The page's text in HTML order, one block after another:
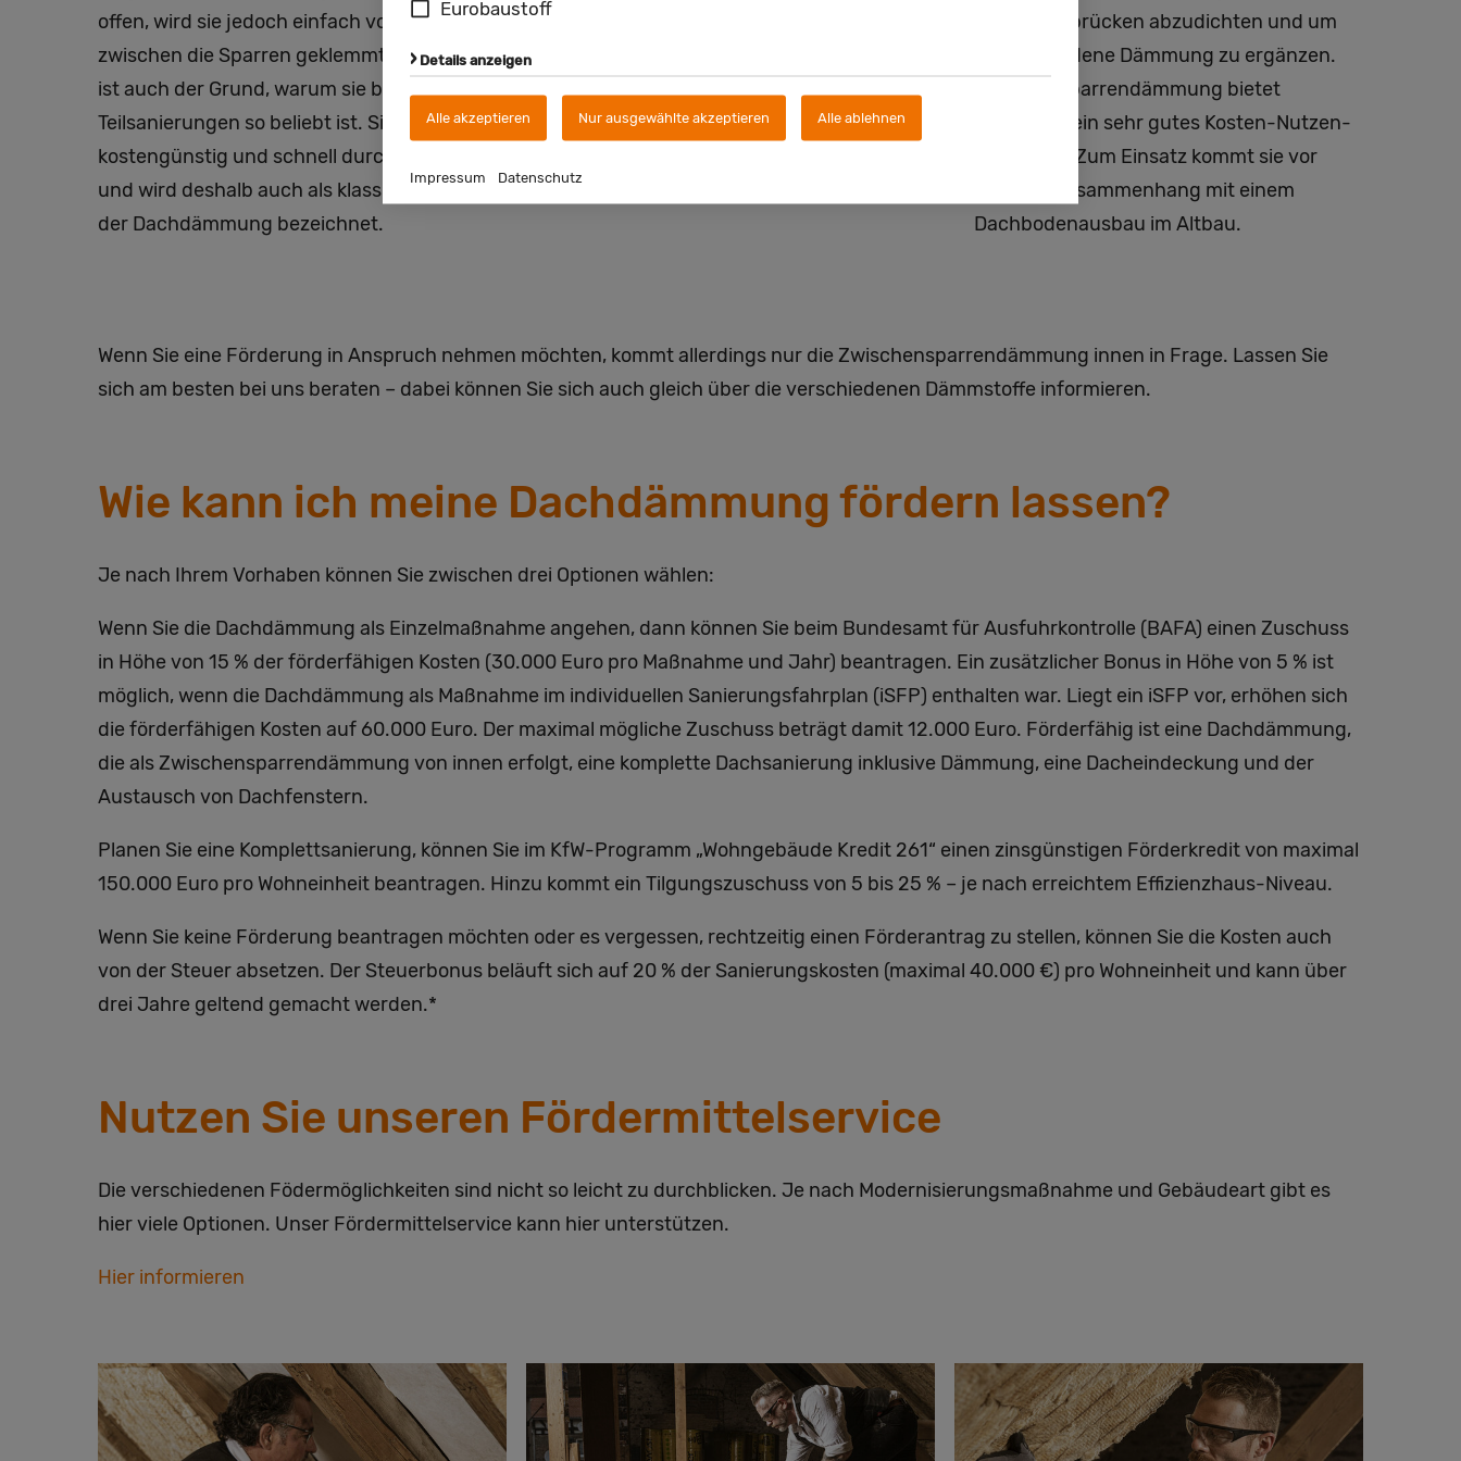
Eurobaustoff
Details anzeigen
Alle akzeptieren Nur ausgewählte akzeptieren Alle ablehnen
Impressum Datenschutz
offen, wird sie jedoch einfach von innen
zwischen die Sparren geklemmt. Letzteres
ist auch der Grund, warum sie bei
Teilsanierungen so beliebt ist. Sie lässt sich
kostengünstig und schnell durchführen
und wird deshalb auch als klassische Form
der Dachdämmung bezeichnet.
schlägt sich auch auf die Kosten nieder.
Komplettsanierungen oder Neubauten zu
empfehlen.
um Wärmebrücken abzudichten und um
die vorhandene Dämmung zu ergänzen.
Die Untersparrendämmung bietet
außerdem ein sehr gutes Kosten-Nutzen-
Verhältnis. Zum Einsatz kommt sie vor
allem im Zusammenhang mit einem
Dachbodenausbau im Altbau.
Wenn Sie eine Förderung in Anspruch nehmen möchten, kommt allerdings nur die Zwischensparrendämmung innen in Frage. Lassen Sie
sich am besten bei uns beraten – dabei können Sie sich auch gleich über die verschiedenen Dämmstoffe informieren.
Wie kann ich meine Dachdämmung fördern lassen?
Je nach Ihrem Vorhaben können Sie zwischen drei Optionen wählen:
Wenn Sie die Dachdämmung als Einzelmaßnahme angehen, dann können Sie beim Bundesamt für Ausfuhrkontrolle (BAFA) einen Zuschuss
in Höhe von 15 % der förderfähigen Kosten (30.000 Euro pro Maßnahme und Jahr) beantragen. Ein zusätzlicher Bonus in Höhe von 5 % ist
möglich, wenn die Dachdämmung als Maßnahme im individuellen Sanierungsfahrplan (iSFP) enthalten war. Liegt ein iSFP vor, erhöhen sich
die förderfähigen Kosten auf 60.000 Euro. Der maximal mögliche Zuschuss beträgt damit 12.000 Euro. Förderfähig ist eine Dachdämmung,
die als Zwischensparrendämmung von innen erfolgt, eine komplette Dachsanierung inklusive Dämmung, eine Dacheindeckung und der
Austausch von Dachfenstern.
Planen Sie eine Komplettsanierung, können Sie im KfW-Programm „Wohngebäude Kredit 261“ einen zinsgünstigen Förderkredit von maximal
150.000 Euro pro Wohneinheit beantragen. Hinzu kommt ein Tilgungszuschuss von 5 bis 25 % – je nach erreichtem Effizienzhaus-Niveau.
Wenn Sie keine Förderung beantragen möchten oder es vergessen, rechtzeitig einen Förderantrag zu stellen, können Sie die Kosten auch
von der Steuer absetzen. Der Steuerbonus beläuft sich auf 20 % der Sanierungskosten (maximal 40.000 €) pro Wohneinheit und kann über
drei Jahre geltend gemacht werden.*
Nutzen Sie unseren Fördermittelservice
Die verschiedenen Födermöglichkeiten sind nicht so leicht zu durchblicken. Je nach Modernisierungsmaßnahme und Gebäudeart gibt es
hier viele Optionen. Unser Fördermittelservice kann hier unterstützen.
Hier informieren